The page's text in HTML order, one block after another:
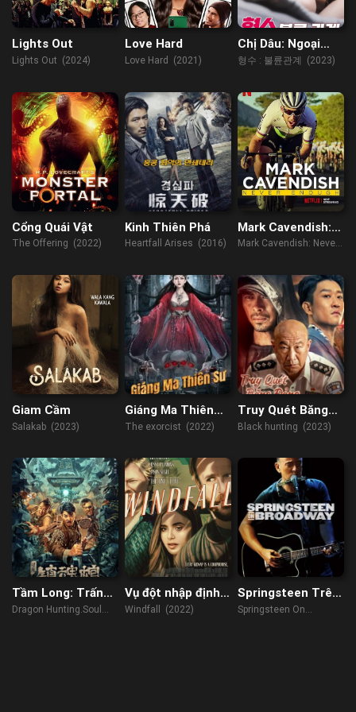
Lights Out
Lights Out (2024)
Love Hard
Love Hard (2021)
Chị Dâu: Ngoại
Tình
형수 : 불륜관계 (2023)
Cổng Quái Vật
The Offering (2022)
Kinh Thiên Phá
Heartfall Arises (2016)
Mark Cavendish:
Không Bao Giờ Đủ
Mark Cavendish: Never
Giam Cầm
Salakab (2023)
Giáng Ma Thiên
Sư
The exorcist (2022)
Truy Quét Băng
Đảng
Black hunting (2023)
Tầm Long: Trấn
Hồn Quan
Dragon Hunting.Soul
Vụ đột nhập định
mệnh
Windfall (2022)
Springsteen Trên
Sân Khấu
Springsteen On